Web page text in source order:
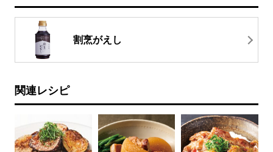
割烹がえし
関連レシピ